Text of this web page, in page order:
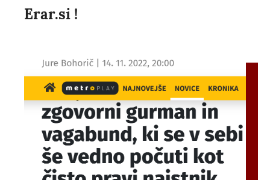
Erar.si !